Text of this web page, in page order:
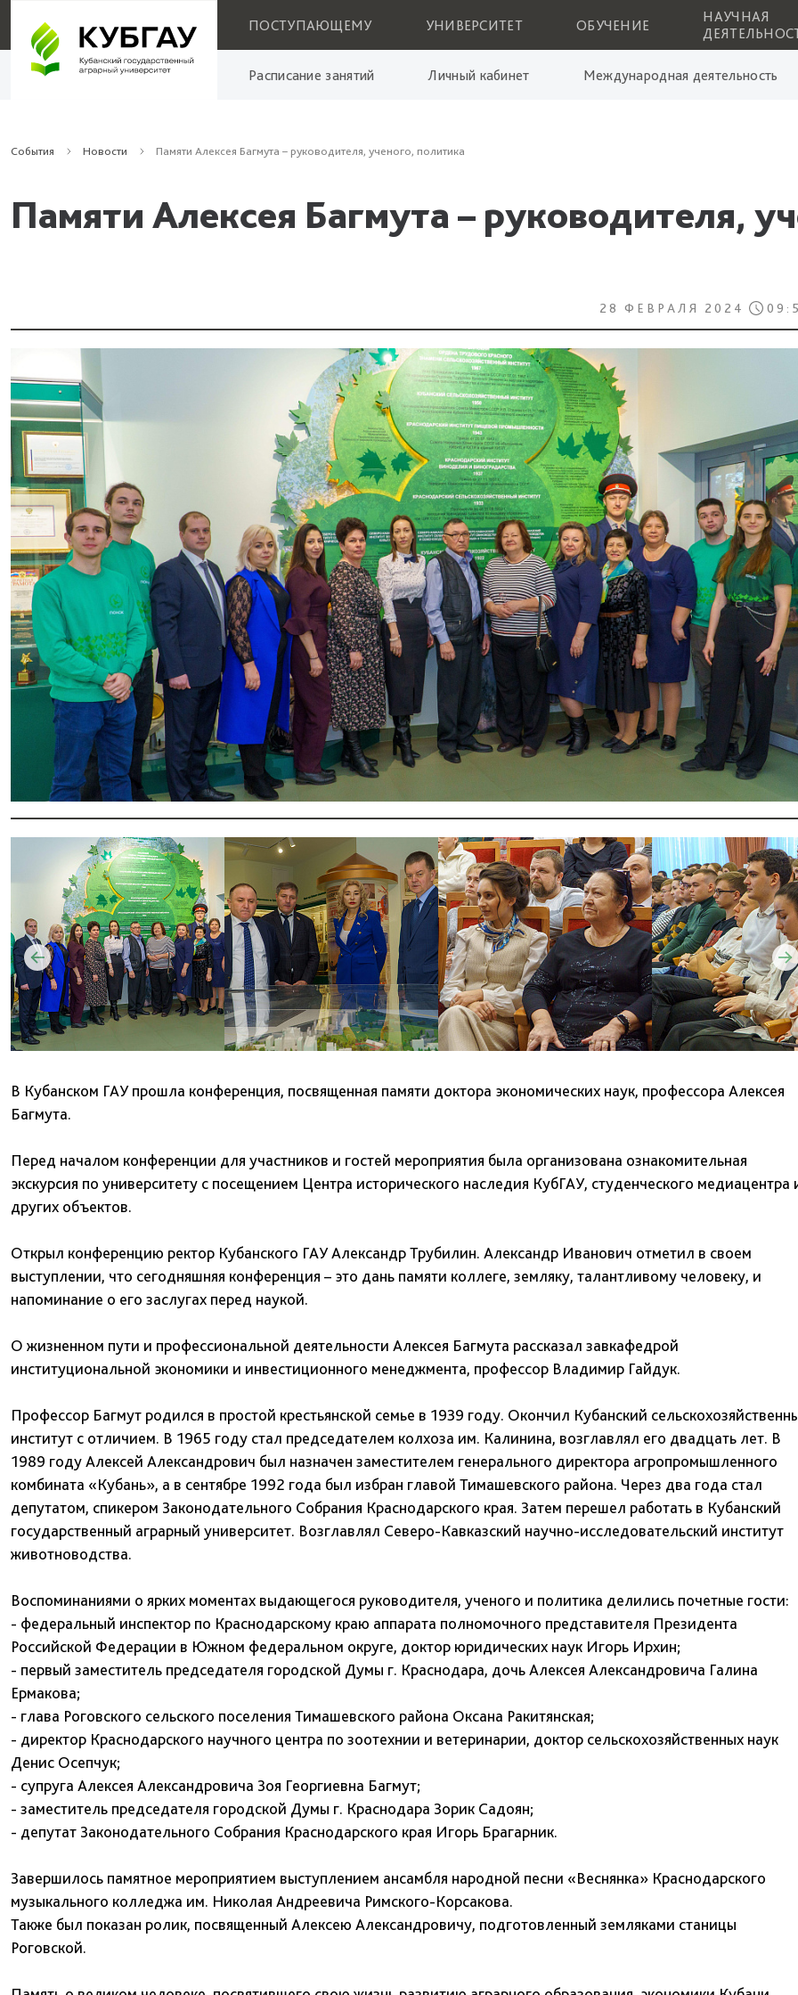
ПОСТУПАЮЩЕМУ УНИВЕРСИТЕТ ОБУЧЕНИЕ
НАУЧНАЯ
Расписание занятий Личный кабинет Международная деятельность
События Новости Памяти Алексея Багмута – руководителя, ученого, политика
Памяти Алексея Багмута – руководителя,
28 ФЕВРАЛЯ 2024
В Кубанском ГАУ прошла конференция, посвященная памяти доктора экономических наук, профессора Алексея
Багмута.
Перед началом конференции для участников и гостей мероприятия была организована ознакомительная
экскурсия по университету с посещением Центра исторического наследия КубГАУ, студенческого медиацентра
других объектов.
Открыл конференцию ректор Кубанского ГАУ Александр Трубилин. Александр Иванович отметил в своем
выступлении, что сегодняшняя конференция – это дань памяти коллеге, земляку, талантливому человеку, и
напоминание о его заслугах перед наукой.
О жизненном пути и профессиональной деятельности Алексея Багмута рассказал завкафедрой
институциональной экономики и инвестиционного менеджмента, профессор Владимир Гайдук.
Профессор Багмут родился в простой крестьянской семье в 1939 году. Окончил Кубанский
институт с отличием. В 1965 году стал председателем колхоза им. Калинина, возглавлял его двадцать лет. В
1989 году Алексей Александрович был назначен заместителем генерального директора агропромышленного
комбината «Кубань», а в сентябре 1992 года был избран главой Тимашевского района. Через два года стал
депутатом, спикером Законодательного Собрания Краснодарского края. Затем перешел работать в Кубанский
государственный аграрный университет. Возглавлял Северо-Кавказский научно-исследовательский институт
животноводства.
Воспоминаниями о ярких моментах выдающегося руководителя, ученого и политика делились почетные гости:
- федеральный инспектор по Краснодарскому краю аппарата полномочного представителя Президента
Российской Федерации в Южном федеральном округе, доктор юридических наук Игорь Ирхин;
- первый заместитель председателя городской Думы г. Краснодара, дочь Алексея Александровича Галина
Ермакова;
- глава Роговского сельского поселения Тимашевского района Оксана Ракитянская;
- директор Краснодарского научного центра по зоотехнии и ветеринарии, доктор сельскохозяйственных наук
Денис Осепчук;
- супруга Алексея Александровича Зоя Георгиевна Багмут;
- заместитель председателя городской Думы г. Краснодара Зорик Садоян;
- депутат Законодательного Собрания Краснодарского края Игорь Брагарник.
Завершилось памятное мероприятием выступлением ансамбля народной песни «Веснянка» Краснодарского
музыкального колледжа им. Николая Андреевича Римского-Корсакова.
Также был показан ролик, посвященный Алексею Александровичу, подготовленный земляками станицы
Роговской.